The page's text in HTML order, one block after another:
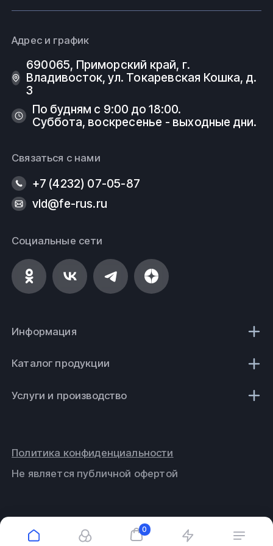
0
Адрес и график
690065, Приморский край, г.
Владивосток, ул. Токаревская Кошка, д.
3
По будням с 9:00 до 18:00.
Суббота, воскресенье - выходные дни.
Связаться с нами
+7 (4232) 07-05-87
vld@fe-rus.ru
Социальные сети
Информация
Каталог продукции
Услуги и производство
Не является публичной офертой
Политика конфиденциальности